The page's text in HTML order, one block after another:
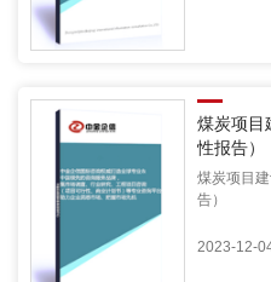
煤炭项目
性报告）
煤炭项目
告）
2023-12-